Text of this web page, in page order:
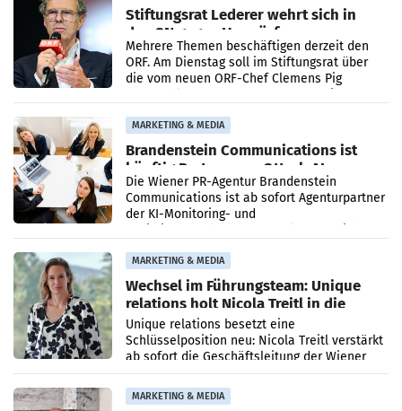
Stiftungsrat Lederer wehrt sich in
den SN gegen Vorwürfe
Mehrere Themen beschäftigen derzeit den
ORF. Am Dienstag soll im Stiftungsrat über
die vom neuen ORF-Chef Clemens Pig
MARKETING & MEDIA
Brandenstein Communications ist
künftig Partner von OtterlyAI
Die Wiener PR-Agentur Brandenstein
Communications ist ab sofort Agenturpartner
der KI-Monitoring- und
MARKETING & MEDIA
Wechsel im Führungsteam: Unique
relations holt Nicola Treitl in die
Geschäftsleitung
Unique relations besetzt eine
Schlüsselposition neu: Nicola Treitl verstärkt
ab sofort die Geschäftsleitung der Wiener
PR-Agentur an der Seite von Josef Kalina und
Anna Kalina-Mahr.
MARKETING & MEDIA